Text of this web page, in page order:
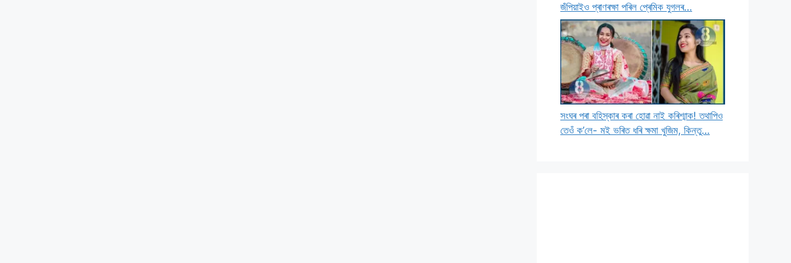
জঁপিয়াইও প্ৰাণৰক্ষা পৰিল প্ৰেমিক যুগলৰ…
সংঘৰ পৰা বহিস্কাৰ কৰা হোৱা নাই কৰিশ্মাক! তথাপিও
তেওঁ ক’লে- মই ভৰিত ধৰি ক্ষমা খুজিম, কিন্তু…